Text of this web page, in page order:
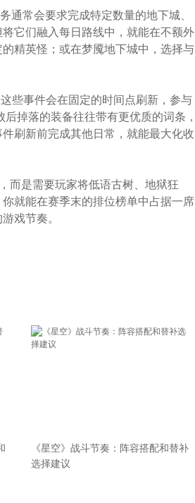
通常会要求完成特定数量的地下城、
它们融入每日路线中，就能在不额外
精英怪；或在梦魇地下城中，选择与
些事件会在固定的时间点刷新，参与
掉落的装备往往带有更优质的词条，
刷新前完成其他日常，就能最大化收
而是需要玩家将低语古树、地狱狂
就能在赛季末的排位榜单中占据一席
戏节奏。
《星空》战斗节奏：阵容搭配和替补
选择建议